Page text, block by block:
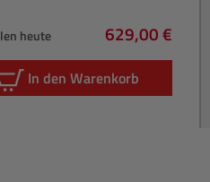
heute
Regulärer Preis:
629,00 €
In den Warenkorb